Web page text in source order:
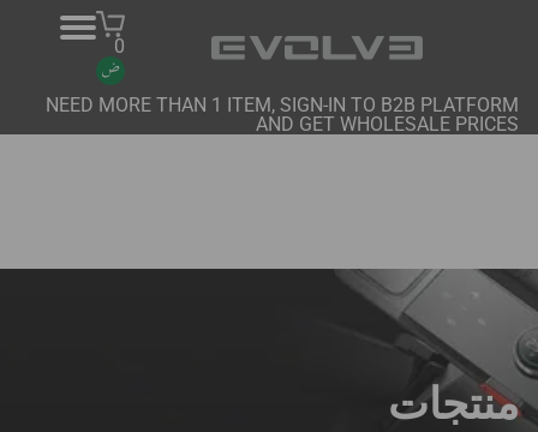
0
NEED MORE THAN 1 ITEM, SIGN-IN TO B2B PLATFORM
AND GET WHOLESALE PRICES
منتجات